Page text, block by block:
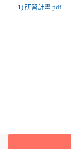
1) 研習計畫.pdf
:::